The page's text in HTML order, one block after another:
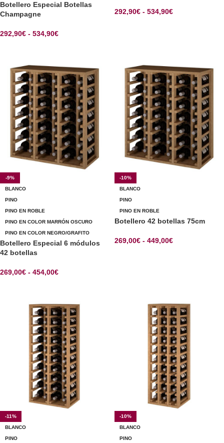
Botellero Especial Botellas
Champagne
292,90€ - 534,90€
292,90€ - 534,90€
-9%
BLANCO
PINO
PINO EN ROBLE
PINO EN COLOR MARRÓN OSCURO
PINO EN COLOR NEGRO/GRAFITO
Botellero Especial 6 módulos
42 botellas
269,00€ - 454,00€
-10%
BLANCO
PINO
PINO EN ROBLE
Botellero 42 botellas 75cm
269,00€ - 449,00€
-11%
BLANCO
PINO
-10%
BLANCO
PINO